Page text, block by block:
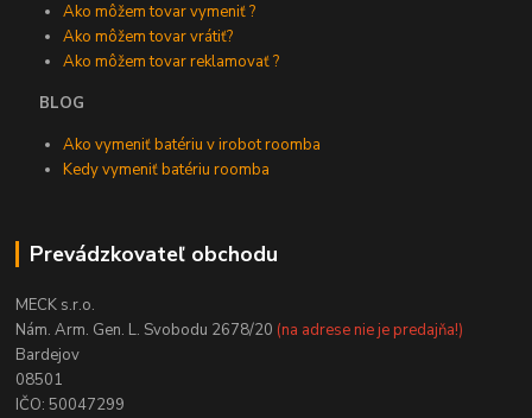
Ako môžem tovar vymeniť ?
Ako môžem tovar vrátiť?
Ako môžem tovar reklamovať ?
BLOG
Ako vymeniť batériu v irobot roomba
Kedy vymeniť batériu roomba
Prevádzkovateľ obchodu
MECK s.r.o.
Nám. Arm. Gen. L. Svobodu 2678/20 (na adrese nie je predajňa!)
Bardejov
08501
IČO: 50047299